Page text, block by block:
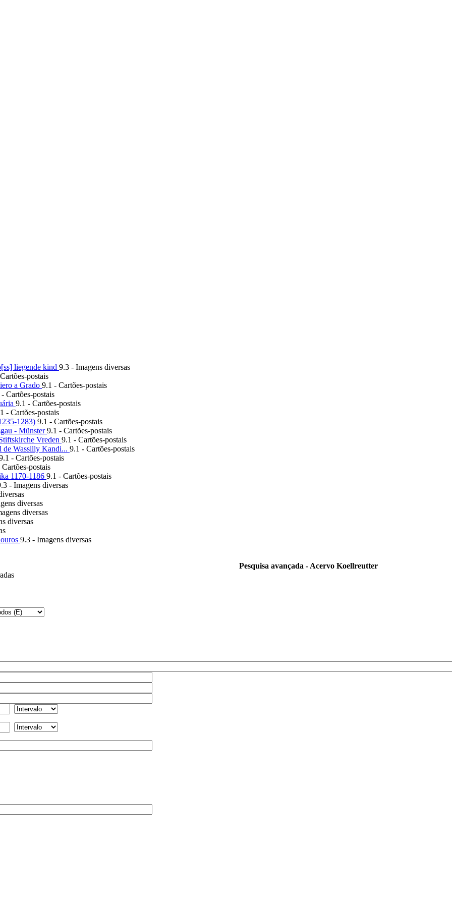
liegende kind 9.3 - Imagens diversas
postais
a Grado 9.1 - Cartões-postais
Cartões-postais
9.1 - Cartões-postais
- Cartões-postais
1283) 9.1 - Cartões-postais
- Münster9.1 - Cartões-postais
Vreden 9.1 - Cartões-postais
Wassilly Kandi... 9.1 - Cartões-postais
- Cartões-postais
postais
1170-1186 9.1 - Cartões-postais
- Imagens diversas
diversas
diversas
diversas
9.3 - Imagens diversas
Pesquisa avançada - Acervo Koellreutter